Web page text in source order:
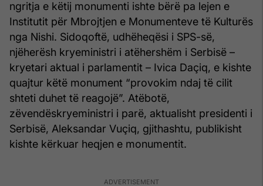
ngritja e këtij monumenti ishte bërë pa lejen e
Institutit për Mbrojtjen e Monumenteve të Kulturës
nga Nishi. Sidoqoftë, udhëheqësi i SPS-së,
njëherësh kryeministri i atëhershëm i Serbisë –
kryetari aktual i parlamentit – Ivica Daçiq, e kishte
quajtur këtë monument “provokim ndaj të cilit
shteti duhet të reagojë”. Atëbotë,
zëvendëskryeministri i parë, aktualisht presidenti i
Serbisë, Aleksandar Vuçiq, gjithashtu, publikisht
kishte kërkuar heqjen e monumentit.